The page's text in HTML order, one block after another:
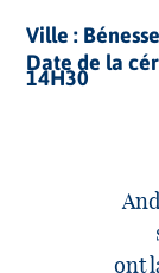
Ville :
Date de la
14H30
ont